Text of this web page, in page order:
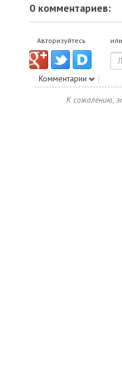
0 комментариев:
Авторизуйтесь
Комментарии
К сожалению,